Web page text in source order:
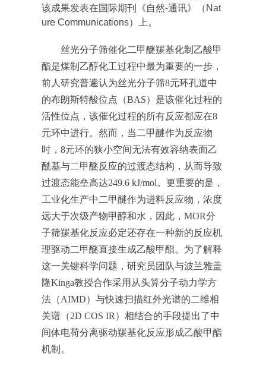
该成果发表在国际期刊《自然-通讯》（ Nat
ure Communications）上。
丝光分子筛催化二甲醚羰基化制乙酸甲
酯是煤制乙醇化工过程中最为重要的一步，
前人研究普遍认为丝光分子筛8元环孔道中
的布朗斯特酸位点（BAS）是该催化过程的
活性位点，该催化过程的所有反应都应在8
元环中进行。然而，当二甲醚作为反应物
时，8元环的狭小空间无法有效容纳表面乙
酰基与二甲醚反应的过渡态结构，从而导致
过渡态能垒高达249.6 kJ/mol。更重要的是，
工业化生产中二甲醚作为进料反应物，浓度
远大于次级产物甲醇和水，因此，MOR分
子筛羰基化反应必定还存在一种新的反应机
理驱动二甲醚直接生成乙酸甲酯。为了解释
这一关键科学问题，研究员团队与波兰雅盖
隆Kinga教授合作采用从头算分子动力学方
法（AIMD）与快速扫描红外光谱的二维相
关谱（2D COS IR）相结合的手段提出了中
间体电荷分离驱动羰基化反应形成乙酸甲酯
机制。